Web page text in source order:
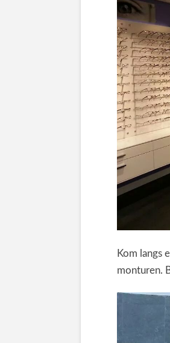
Kom langs
monturen.